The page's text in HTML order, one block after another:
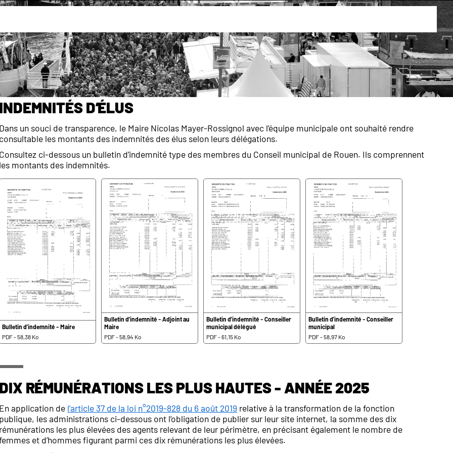
et indemnités
Indemnités d’élus
Dans un souci de transparence, le Maire Nicolas Mayer-Rossignol avec l’équipe municipale ont souhaité rendre
consultable les montants des indemnités des élus selon leurs délégations.
Consultez ci-dessous un bulletin d’indemnité type des membres du Conseil municipal de Rouen. Ils comprennent
les montants des indemnités.
Bulletin d’indemnité - Maire
PDF - 58,38 Ko
Bulletin d’indemnité - Adjoint au
Maire
PDF - 58,94 Ko
Bulletin d’indemnité - Conseiller
municipal délégué
PDF - 61,15 Ko
Bulletin d’indemnité - Conseiller
municipal
PDF - 58,97 Ko
Dix rémunérations les plus hautes - Année 2025
En application de l’article 37 de la loi n°2019-828 du 6 août 2019 relative à la transformation de la fonction
publique, les administrations ci-dessous ont l’obligation de publier sur leur site internet, la somme des dix
rémunérations les plus élevées des agents relevant de leur périmètre, en précisant également le nombre de
et d’hommes figurant parmi ces dix rémunérations les plus élevées.